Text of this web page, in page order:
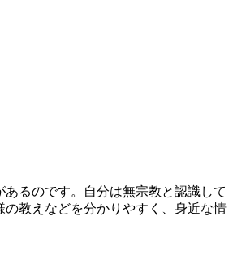
るのです。自分は無宗教と認識して
教えなどを分かりやすく、身近な情